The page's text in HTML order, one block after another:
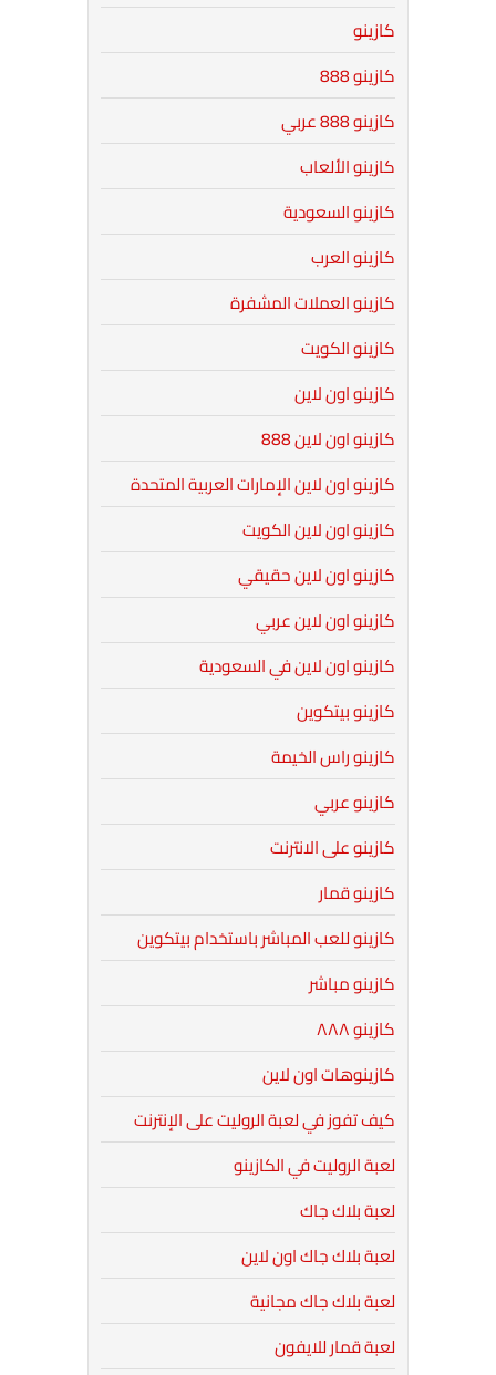
كازينو
كازينو 888
كازينو 888 عربي
كازينو الألعاب
كازينو السعودية
كازينو العرب
كازينو العملات المشفرة
كازينو الكويت
كازينو اون لاين
كازينو اون لاين 888
كازينو اون لاين الإمارات العربية المتحدة
كازينو اون لاين الكويت
كازينو اون لاين حقيقي
كازينو اون لاين عربي
كازينو اون لاين في السعودية
كازينو بيتكوين
كازينو راس الخيمة
كازينو عربي
كازينو على الانترنت
كازينو قمار
كازينو للعب المباشر باستخدام بيتكوين
كازينو مباشر
كازينو ٨٨٨
كازينوهات اون لاين
كيف تفوز في لعبة الروليت على الإنترنت
لعبة الروليت في الكازينو
لعبة بلاك جاك
لعبة بلاك جاك اون لاين
لعبة بلاك جاك مجانية
لعبة قمار للايفون